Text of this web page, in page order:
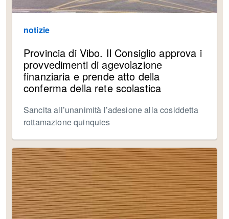
notizie
Provincia di Vibo. Il Consiglio approva i
provvedimenti di agevolazione
finanziaria e prende atto della
conferma della rete scolastica
Sancita all’unanimità l’adesione alla cosiddetta
rottamazione quinquies